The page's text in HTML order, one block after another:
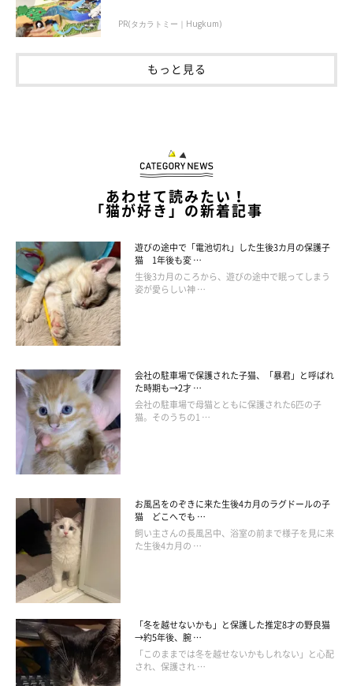
テム HDペットカメラ ブラック KX-HDN215-K
価格：22,740円（税込、送料無料)(2025/6/9時点)
楽天で購入
カメラ付き自動給餌器を利用されているという声も多数いただき
ました。
【最安挑戦！SS限定30%OFF！】PETLIBRO 自動給餌
フード残量不足検知 詰まり防止センサー 動体検知 音
声検知 スマホ遠隔 見守り 5L大容量 AF203
価格：12,599円～（税込、送料無料) (2025/6/9時点)
楽天で購入
ペットカメラを利用されている方の声はこちら！
・「やはり留守時にどう過ごしてるかぎわかるというのは飼い主
PR(タカラトミー｜Hugkum)
もっと見る
あわせて読みたい！
「猫が好き」の新着記事
遊びの途中で「電池切れ」した生後3カ月の保護子
猫 1年後も変 …
生後3カ月のころから、遊びの途中で眠ってしまう
姿が愛らしい神 …
会社の駐車場で保護された子猫、「暴君」と呼ばれ
た時期も→2才 …
会社の駐車場で母猫とともに保護された6匹の子
猫。そのうちの1 …
お風呂をのぞきに来た生後4カ月のラグドールの子
猫 どこへでも …
飼い主さんの長風呂中、浴室の前まで様子を見に来
た生後4カ月の …
「冬を越せないかも」と保護した推定8才の野良猫
→約5年後、腕 …
「このままでは冬を越せないかもしれない」と心配
され、保護され …